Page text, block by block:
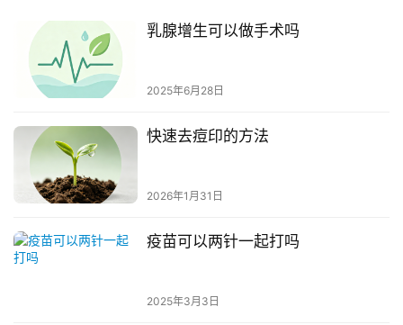
乳腺增生可以做手术吗
2025年6月28日
快速去痘印的方法
2026年1月31日
疫苗可以两针一起打吗
2025年3月3日